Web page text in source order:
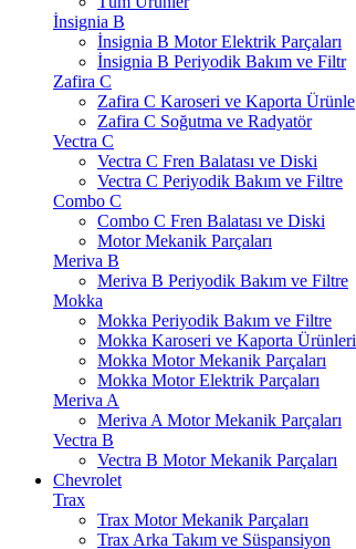
İnsignia B
İnsignia B Motor Elektrik Parçaları
İnsignia B Periyodik Bakım ve Filtr
Zafira C
Zafira C Karoseri ve Kaporta Ürünle
Zafira C Soğutma ve Radyatör
Vectra C
Vectra C Fren Balatası ve Diski
Vectra C Periyodik Bakım ve Filtre
Combo C
Combo C Fren Balatası ve Diski
Motor Mekanik Parçaları
Meriva B
Meriva B Periyodik Bakım ve Filtre
Mokka
Mokka Periyodik Bakım ve Filtre
Mokka Karoseri ve Kaporta Ürünleri
Mokka Motor Mekanik Parçaları
Mokka Motor Elektrik Parçaları
Meriva A
Meriva A Motor Mekanik Parçaları
Vectra B
Vectra B Motor Mekanik Parçaları
Chevrolet
Trax
Trax Motor Mekanik Parçaları
Trax Arka Takım ve Süspansiyon